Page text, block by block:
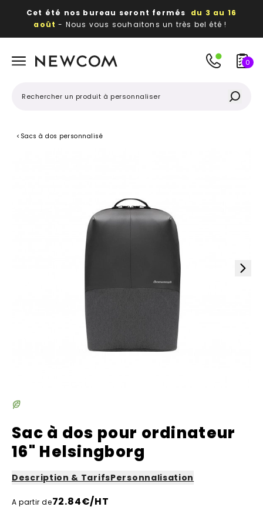
Cet été nos bureau seront fermés du 3 au 16
août - Nous vous souhaitons un très bel été !
publicitaires
0
< Sacs à dos personnalisé
Sac à dos pour ordinateur
16" Helsingborg
Description & TarifsPersonnalisation
A partir de72.84€/HT